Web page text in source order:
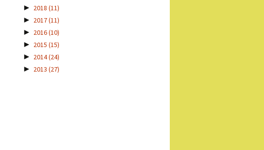
► 2018 (11)
► 2017(11)
► 2016(10)
► 2015 (15)
► 2014(24)
► 2013 (27)